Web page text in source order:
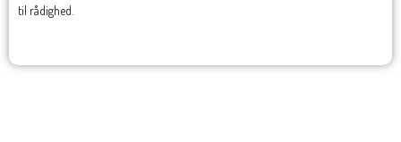
til rådighed.